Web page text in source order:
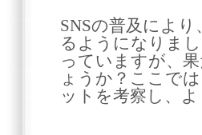
SNSの普及によ
るようになりま
っていますが、
ょうか？ここで
ットを考察し、